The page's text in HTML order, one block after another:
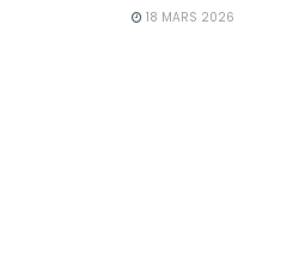
18 MARS 2026